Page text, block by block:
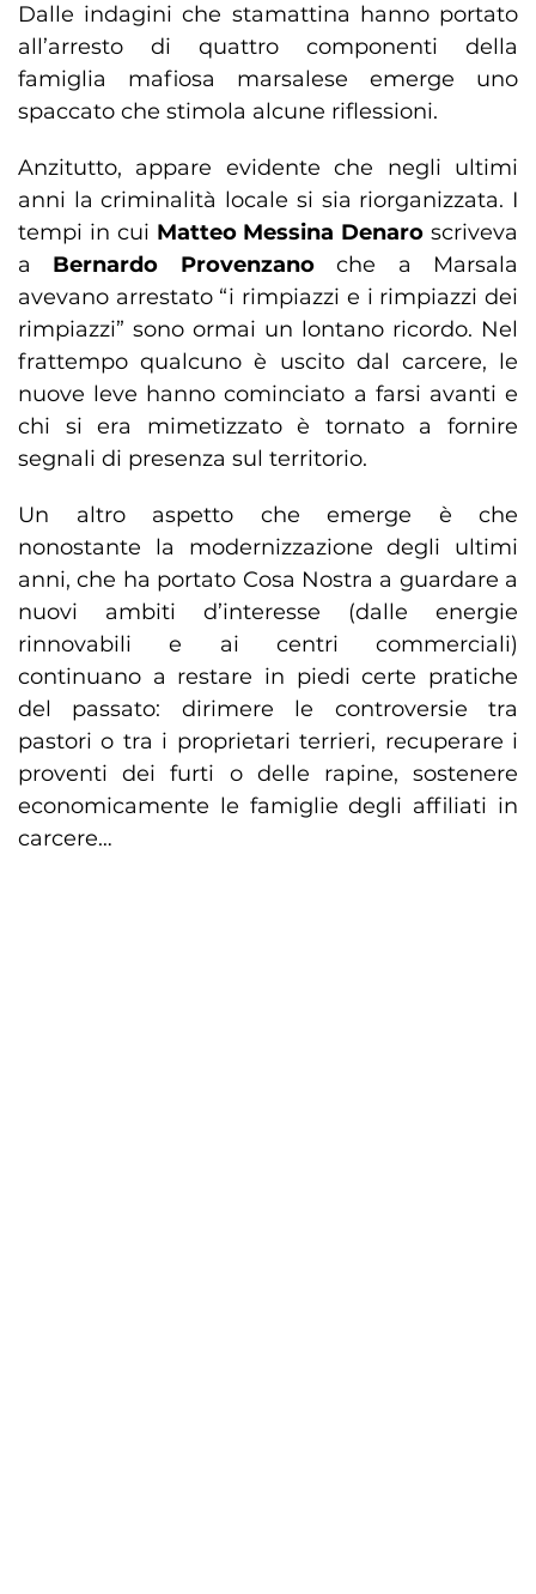
Dalle indagini che stamattina hanno portato
all’arresto di quattro componenti della
famiglia mafiosa marsalese emerge uno
spaccato che stimola alcune riflessioni.
Anzitutto, appare evidente che negli ultimi
anni la criminalità locale si sia riorganizzata. I
tempi in cui Matteo Messina Denaro scriveva
a Bernardo Provenzanoche a Marsala
avevano arrestato “i rimpiazzi e i rimpiazzi dei
rimpiazzi” sono ormai un lontano ricordo. Nel
frattempo qualcuno è uscito dal carcere, le
nuove leve hanno cominciato a farsi avanti e
chi si era mimetizzato è tornato a fornire
segnali di presenza sul territorio.
Un altro aspetto che emerge è che
nonostante la modernizzazione degli ultimi
anni, che ha portato Cosa Nostra a guardare a
nuovi ambiti d’interesse (dalle energie
rinnovabili e ai centri commerciali)
continuano a restare in piedi certe pratiche
del passato: dirimere le controversie tra
pastori o tra i proprietari terrieri, recuperare i
proventi dei furti o delle rapine, sostenere
economicamente le famiglie degli affiliati in
carcere…